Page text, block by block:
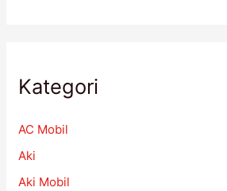
Kategori
AC Mobil
Aki
Aki Mobil